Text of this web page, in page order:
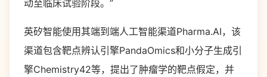
动至临床试验阶段。”
英矽智能使用其端到端人工智能渠道Pharma.AI，该
渠道包含靶点辨认引擎PandaOmics和小分子生成引
擎Chemistry42等，提出了肿瘤学的靶点假定，并